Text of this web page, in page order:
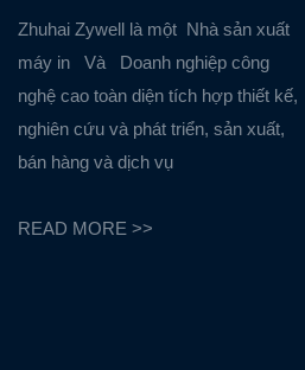
Zhuhai Zywell là một Nhà sản xuất
máy in
Và
Doanh nghiệp công
nghệ cao toàn diện tích hợp thiết kế,
nghiên cứu và phát triển, sản xuất,
bán hàng và dịch vụ
READ MORE >>